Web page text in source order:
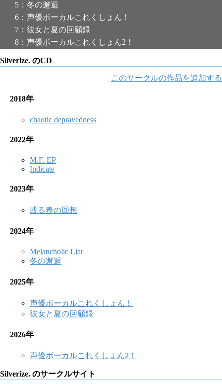
5：冬の邂逅
6：声優ボーカルこれくしょん！
7：彼女と夏の回顧録
8：声優ボーカルこれくしょん2！
Silverize. のCD
このサークルの作品を追加する
2018年
chaotic depravedness
2022年
M.F. EP
Indicate
2023年
或る春の回想
2024年
Melancholic Liar
冬の邂逅
2025年
声優ボーカルこれくしょん！
彼女と夏の回顧録
2026年
声優ボーカルこれくしょん2！
Silverize. のサークルサイト